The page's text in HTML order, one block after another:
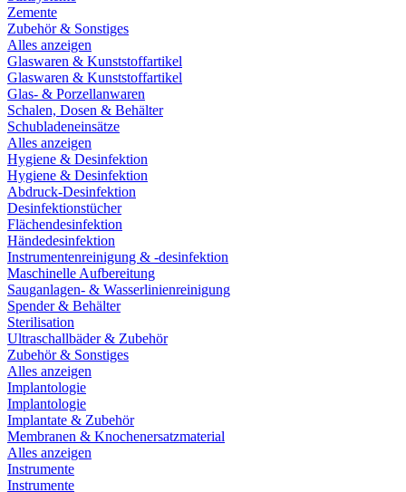
Zemente
Zubehör & Sonstiges
Alles anzeigen
Glaswaren & Kunststoffartikel
Glaswaren & Kunststoffartikel
Glas- & Porzellanwaren
Schalen, Dosen & Behälter
Schubladeneinsätze
Alles anzeigen
Hygiene & Desinfektion
Hygiene & Desinfektion
Abdruck-Desinfektion
Desinfektionstücher
Flächendesinfektion
Händedesinfektion
Instrumentenreinigung & -desinfektion
Maschinelle Aufbereitung
Sauganlagen- & Wasserlinienreinigung
Spender & Behälter
Sterilisation
Ultraschallbäder & Zubehör
Zubehör & Sonstiges
Alles anzeigen
Implantologie
Implantologie
Implantate & Zubehör
Membranen & Knochenersatzmaterial
Alles anzeigen
Instrumente
Instrumente